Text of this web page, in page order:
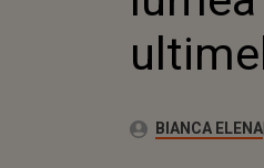
Autor:BIANCA ELENA